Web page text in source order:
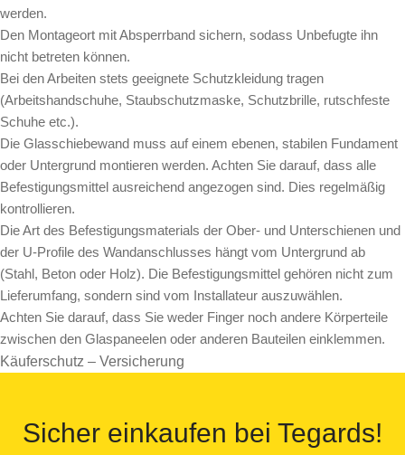
werden.
Den Montageort mit Absperrband sichern, sodass Unbefugte ihn
nicht betreten können.
Bei den Arbeiten stets geeignete Schutzkleidung tragen
(Arbeitshandschuhe, Staubschutzmaske, Schutzbrille, rutschfeste
Schuhe etc.).
Die Glasschiebewand muss auf einem ebenen, stabilen Fundament
oder Untergrund montieren werden. Achten Sie darauf, dass alle
Befestigungsmittel ausreichend angezogen sind. Dies regelmäßig
kontrollieren.
Die Art des Befestigungsmaterials der Ober- und Unterschienen und
der U-Profile des Wandanschlusses hängt vom Untergrund ab
(Stahl, Beton oder Holz). Die Befestigungsmittel gehören nicht zum
Lieferumfang, sondern sind vom Installateur auszuwählen.
Achten Sie darauf, dass Sie weder Finger noch andere Körperteile
zwischen den Glaspaneelen oder anderen Bauteilen einklemmen.
Käuferschutz – Versicherung
Sicher einkaufen bei Tegards!